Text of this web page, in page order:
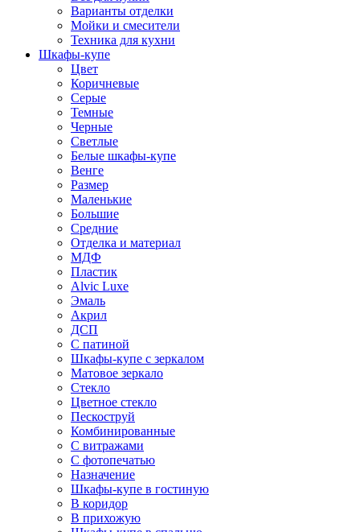
Варианты отделки
Мойки и смесители
Техника для кухни
Шкафы-купе
Цвет
Коричневые
Серые
Темные
Черные
Светлые
Белые шкафы-купе
Венге
Размер
Маленькие
Большие
Средние
Отделка и материал
МДФ
Пластик
Alvic Luxe
Эмаль
Акрил
ДСП
С патиной
Шкафы-купе с зеркалом
Матовое зеркало
Стекло
Цветное стекло
Пескоструй
Комбинированные
С витражами
С фотопечатью
Назначение
Шкафы-купе в гостиную
В коридор
В прихожую